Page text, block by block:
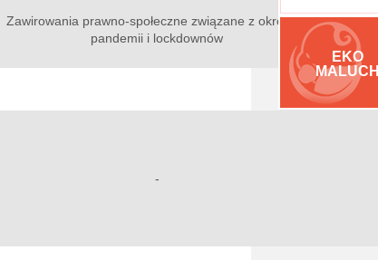
Zawirowania prawno-społeczne związane z okresem
pandemii i lockdownów
-
EKO
MALUCH